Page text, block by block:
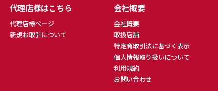
代理店様はこちら
代理店様ページ
新規お取引について
会社概要
会社概要
取扱店舗
特定商取引法に基づく表示
個人情報取り扱いについて
利用規約
お問い合わせ